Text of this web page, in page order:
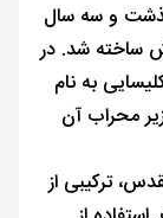
درگذشت و سه سال
ساخته شد. در
مکان، کلیسایی به نام
محراب آن
ترکیبی از